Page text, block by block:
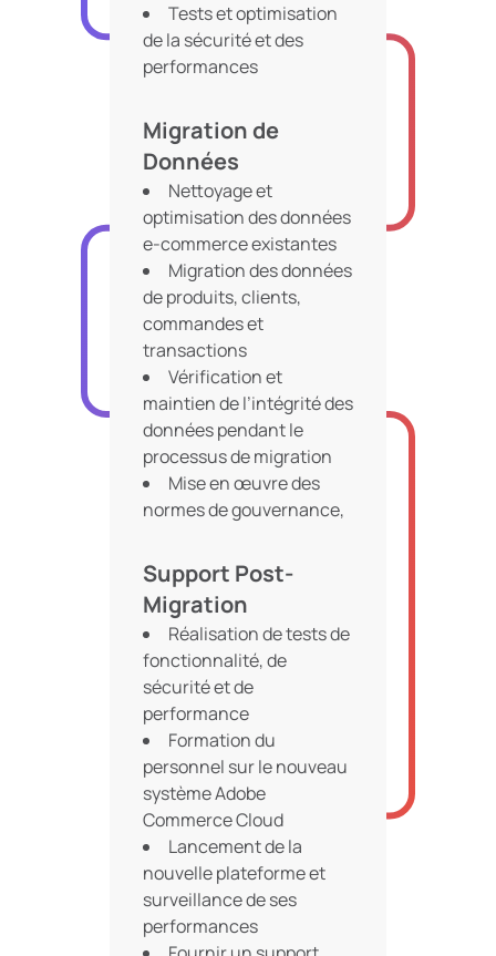
Tests et optimisation
de la sécurité et des
performances
plans de sauvegarde et de
reprise après sinistre
Migration de
Données
Nettoyage et
optimisation des données
e-commerce existantes
Migration des données
de produits, clients,
commandes et
transactions
Vérification et
maintien de l’intégrité des
données pendant le
processus de migration
Mise en œuvre des
normes de gouvernance,
conformité des données
Support Post-
Migration
Réalisation de tests de
fonctionnalité, de
sécurité et de
performance
Formation du
personnel sur le nouveau
système Adobe
Commerce Cloud
Lancement de la
nouvelle plateforme et
surveillance de ses
performances